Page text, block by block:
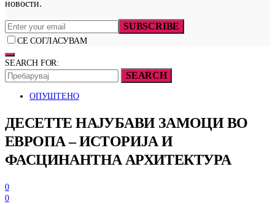
новости.
SUBSCRIBE
СЕ СОГЛАСУВАМ
SEARCH FOR:
SEARCH
ОПУШТЕНО
ДЕСЕТТЕ НАЈУБАВИ ЗАМОЦИ ВО
ЕВРОПА – ИСТОРИЈА И
ФАСЦИНАНТНА АРХИТЕКТУРА
0
0